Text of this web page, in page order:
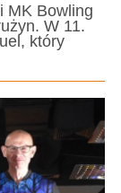
MK Bowling
W 11.
który